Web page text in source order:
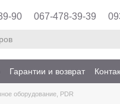
90 067-478-39-39
Гарантии и возврат
оборудование, PDR